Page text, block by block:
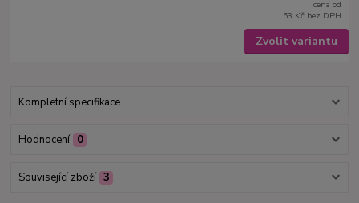
cena od
53 Kč bez DPH
Zvolit variantu
Kompletní specifikace
Hodnocení 0
Související zboží 3